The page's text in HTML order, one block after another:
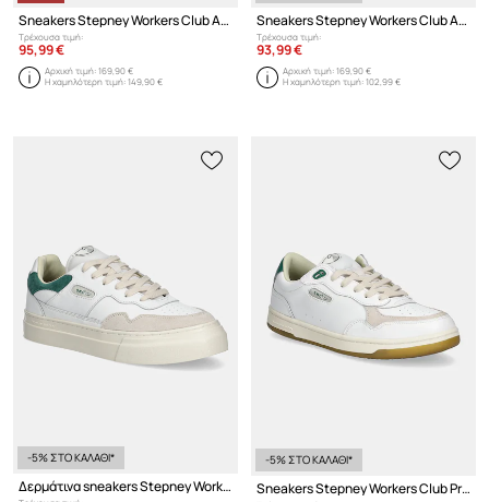
Sneakers Stepney Workers Club Amiel S-Strike
Τρέχουσα τιμή:
95,99 €
Αρχική τιμή:169,90 €
Η χαμηλότερη τιμή:149,90 €
Sneakers Stepney Workers Club Amiel S-Strike
Τρέχουσα τιμή:
93,99 €
Αρχική τιμή:169,90 €
Η χαμηλότερη τιμή:102,99 €
-5% ΣΤΟ ΚΑΛΑΘΙ*
Δερμάτινα sneakers Stepney Workers Club
-5% ΣΤΟ ΚΑΛΑΘΙ*
Sneakers Stepney Workers Club Pro Cup 01 Leather